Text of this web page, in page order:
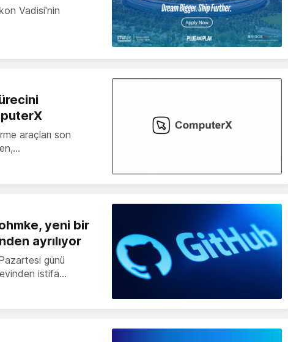
Vadisi'nin
araçları son
yeni bir
ayrılıyor
günü
istifa…